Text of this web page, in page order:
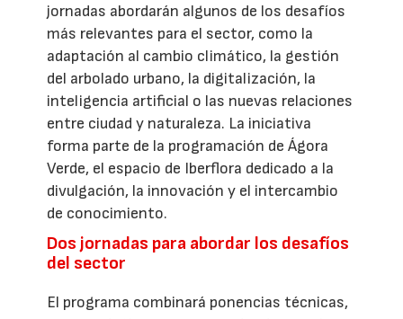
jornadas abordarán algunos de los desafíos
más relevantes para el sector, como la
adaptación al cambio climático, la gestión
del arbolado urbano, la digitalización, la
inteligencia artificial o las nuevas relaciones
entre ciudad y naturaleza. La iniciativa
forma parte de la programación de Ágora
Verde, el espacio de Iberflora dedicado a la
divulgación, la innovación y el intercambio
de conocimiento.
Dos jornadas para abordar los desafíos
del sector
El programa combinará ponencias técnicas,